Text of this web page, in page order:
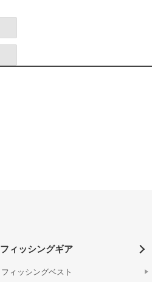
フィッシングギア
フィッシングベスト